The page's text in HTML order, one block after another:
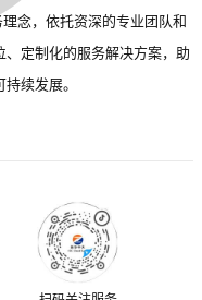
念，依托资深的专业团队和
定制化的服务解决方案，助
续发展。